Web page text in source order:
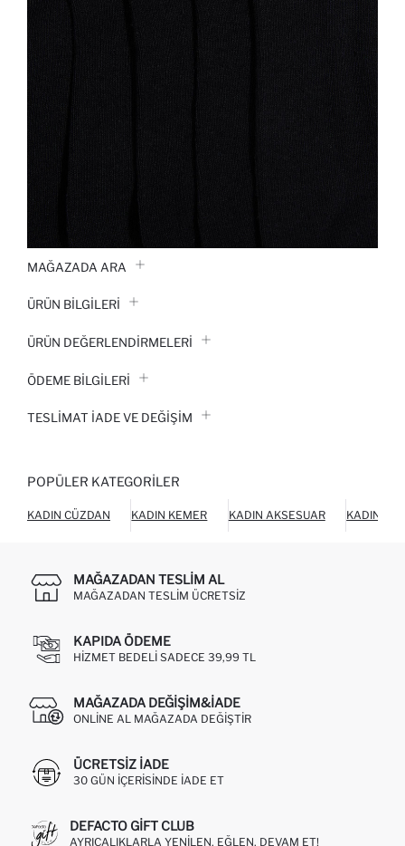
MAĞAZADA ARA
ÜRÜN BILGILERI
ÜRÜN DEĞERLENDİRMELERİ
ÖDEME BİLGİLERİ
TESLIMAT İADE VE DEĞIŞIM
POPÜLER KATEGORILER
KADIN CÜZDAN KADIN KEMER KADIN AKSESUAR KADIN
MAĞAZADAN TESLIM AL
MAĞAZADAN TESLIM ÜCRETSIZ
KAPIDA ÖDEME
HIZMET BEDELI SADECE 39,99 TL
MAĞAZADA DEĞIŞIM&İADE
ONLINE AL MAĞAZADA DEĞIŞTIR
ÜCRETSIZ IADE
30 GÜN IÇERISINDE IADE ET
DEFACTO GIFT CLUB
AYRICALIKLARLA YENILEN, EĞLEN, DEVAM ET!